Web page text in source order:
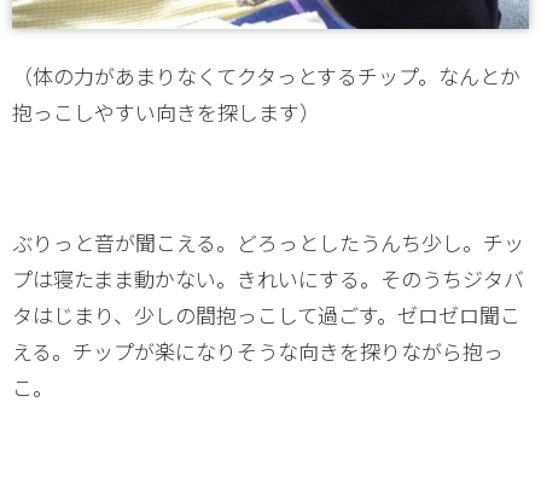
（体の力があまりなくてクタっとするチップ。なんとか
抱っこしやすい向きを探します）
ぶりっと音が聞こえる。どろっとしたうんち少し。チッ
プは寝たまま動かない。きれいにする。そのうちジタバ
タはじまり、少しの間抱っこして過ごす。ゼロゼロ聞こ
える。チップが楽になりそうな向きを探りながら抱っ
こ。